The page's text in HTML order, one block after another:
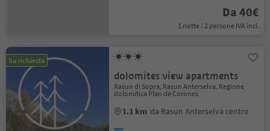
Da 40€
1 notte / 2 persone IVA incl.
Su richiesta
dolomites view apartments
Rasun di Sopra, Rasun Anterselva, Regione
dolomitica Plan de Corones
1.1 km da Rasun Anterselva centro